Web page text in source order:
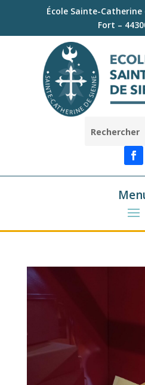
École Sainte-Catherine
Fort –